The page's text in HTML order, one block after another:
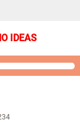
IDEAS
2 Almohadas